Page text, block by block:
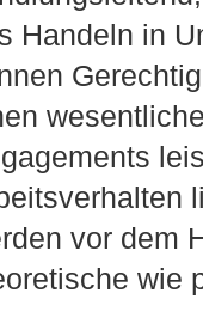
Handeln in
vor dem
wie